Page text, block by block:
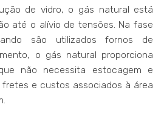
de vidro, o gás natural está
até o alívio de tensões. Na fase
são utilizados fornos de
o gás natural proporciona
não necessita estocagem e
fretes e custos associados à área